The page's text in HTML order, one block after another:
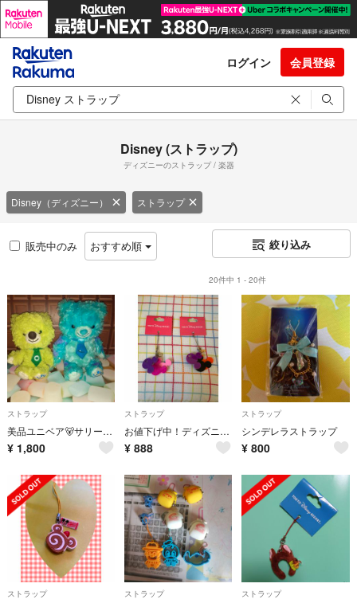
ログイン 会員登録
Disney (ストラップ)
ディズニーのストラップ / 楽器
Disney（ディズニー） ストラップ
販売中のみ おすすめ順 絞り込み
20件中 1 - 20件
ストラップ
美品ユニベア🐻サリー&マイク チェーンストラップ
¥ 1,800
ストラップ
お値下げ中！ディズニーストラップ
¥ 888
ストラップ
シンデレラストラップ
¥ 800
ストラップ ストラップ ストラップ